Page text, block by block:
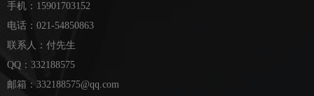
手机：15901703152
电话：021-54850863
联系人：付先生
QQ：332188575
邮箱：332188575@qq.com